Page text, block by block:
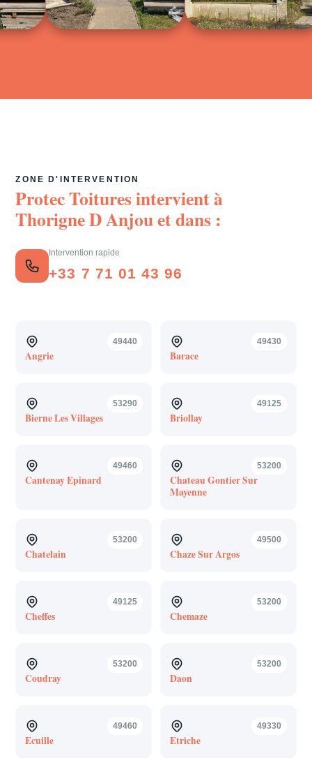
ZONE D'INTERVENTION
Protec Toitures intervient à
Thorigne D Anjouet dans :
Intervention rapide
+33 7 71 01 43 96
49440
Angrie
49430
Barace
53290
Bierne Les Villages
49125
Briollay
49460
Cantenay Epinard
53200
Chateau Gontier Sur
Mayenne
53200
Chatelain
49500
Chaze Sur Argos
49125
Cheffes
53200
Chemaze
53200
Coudray
53200
Daon
49460
Ecuille
49330
Etriche